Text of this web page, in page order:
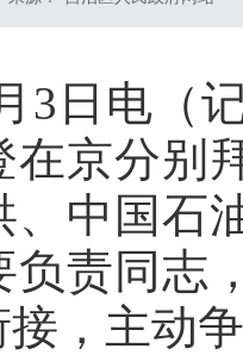
3日电（
在京分别
、中国石
负责同志
，主动